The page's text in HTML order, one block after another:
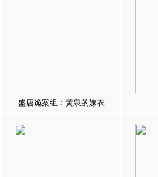
盛唐诡案组：黄泉的嫁衣